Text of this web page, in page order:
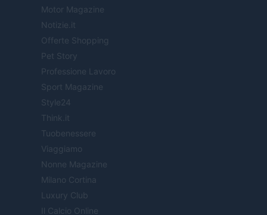
Motor Magazine
Notizie.it
Offerte Shopping
Pet Story
Professione Lavoro
Sport Magazine
Style24
Think.it
Tuobenessere
Viaggiamo
Nonne Magazine
Milano Cortina
Luxury Club
Il Calcio Online